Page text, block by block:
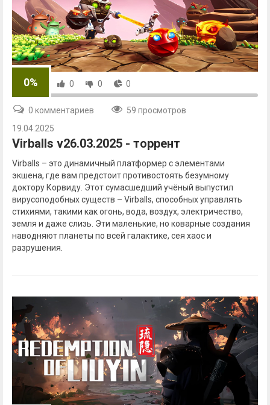
0% 0 0 0
0 комментариев
59 просмотров
19.04.2025
Virballs v26.03.2025 - торрент
Virballs – это динамичный платформер с элементами
экшена, где вам предстоит противостоять безумному
доктору Корвиду. Этот сумасшедший учёный выпустил
вирусоподобных существ – Virballs, способных управлять
стихиями, такими как огонь, вода, воздух, электричество,
земля и даже слизь. Эти маленькие, но коварные создания
наводняют планеты по всей галактике, сея хаос и
разрушения.